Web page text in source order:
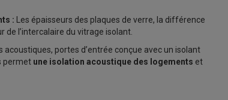
:
Les épaisseurs des plaques de verre, la différence
l’intercalaire du vitrage isolant.
portes d’entrée conçue avec un isolant
permet une isolation acoustique des logements et